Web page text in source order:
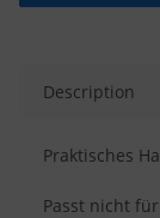
Description
Praktisches
Passt nicht